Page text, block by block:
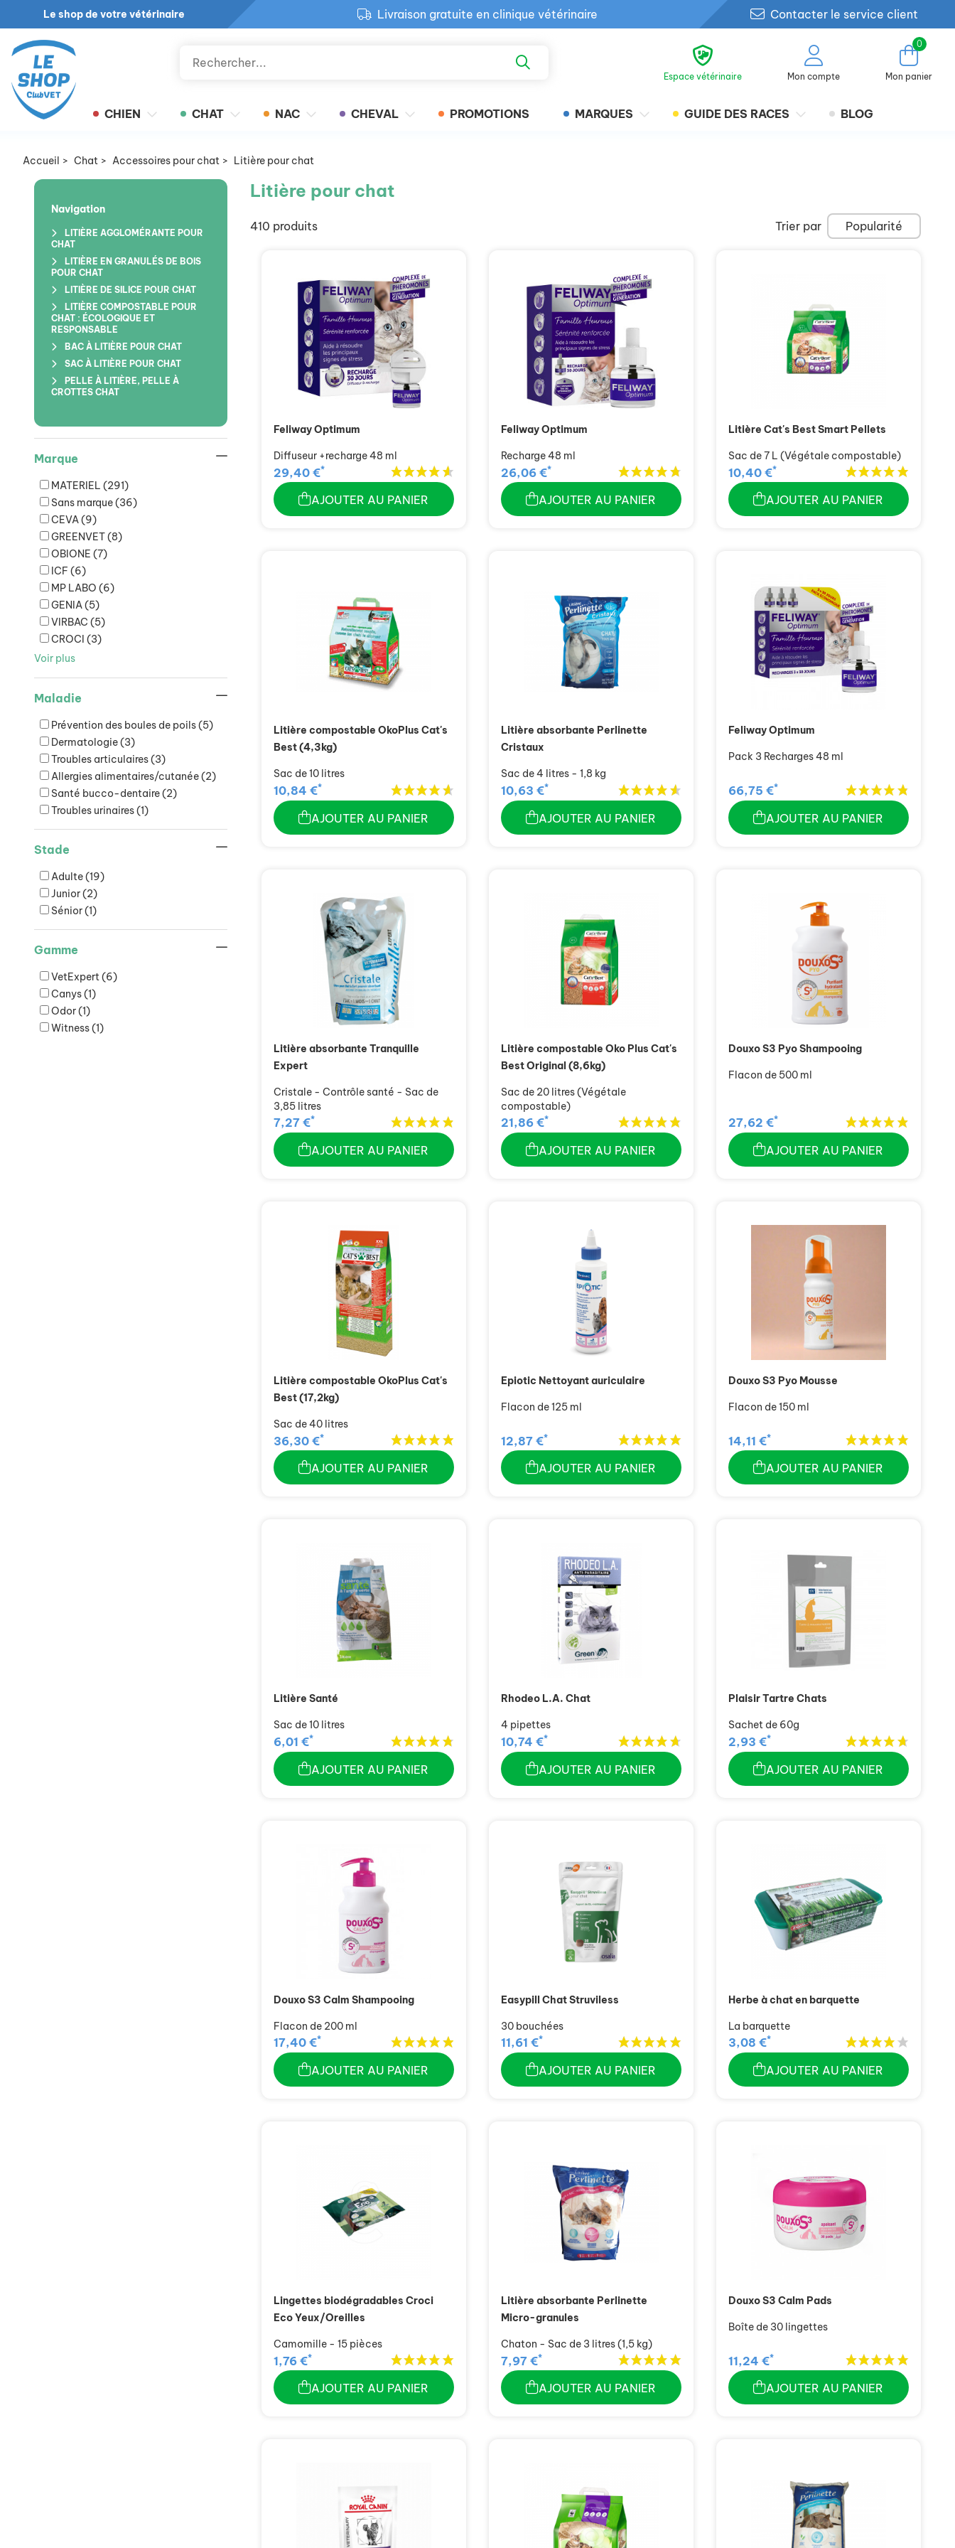
Le shop de votre vétérinaire
Livraison gratuite en clinique vétérinaire
Retour produit gratuit en clinique
Contacter le service client
Espace vétérinaire Mon compte
0
Mon panier
CHIEN CHAT NAC CHEVAL PROMOTIONS MARQUES GUIDE DES RACES BLOG
Accueil > Chat > Accessoires pour chat > Litière pour chat
Navigation
LITIÈRE AGGLOMÉRANTE POUR
CHAT
LITIÈRE EN GRANULÉS DE BOIS
POUR CHAT
LITIÈRE DE SILICE POUR CHAT
LITIÈRE COMPOSTABLE POUR
CHAT : ÉCOLOGIQUE ET
RESPONSABLE
BAC À LITIÈRE POUR CHAT
SAC À LITIÈRE POUR CHAT
PELLE À LITIÈRE, PELLE À
CROTTES CHAT
Marque
MATERIEL (291)
Sans marque(36)
CEVA(9)
GREENVET(8)
OBIONE (7)
ICF (6)
MP LABO (6)
GENIA(5)
VIRBAC (5)
CROCI (3)
Voir plus
Maladie
Prévention des boules de poils(5)
Dermatologie(3)
Troubles articulaires(3)
Allergies alimentaires/cutanée(2)
Santé bucco-dentaire(2)
Troubles urinaires(1)
Stade
Adulte(19)
Junior(2)
Sénior(1)
Gamme
VetExpert(6)
Canys(1)
Odor(1)
Witness(1)
Litière pour chat
410 produits Trier par Popularité
Feliway Optimum
Diffuseur +recharge 48 ml
29,40 €*
AJOUTER AU PANIER
Feliway Optimum
Recharge 48 ml
26,06 €*
AJOUTER AU PANIER
Litière Cat's Best Smart Pellets
Sac de 7 L (Végétale compostable)
10,40 €*
AJOUTER AU PANIER
Litière compostable OkoPlus Cat's
Best (4,3kg)
Sac de 10 litres
10,84 €*
AJOUTER AU PANIER
Litière absorbante Perlinette
Cristaux
Sac de 4 litres - 1,8 kg
10,63 €*
AJOUTER AU PANIER
Feliway Optimum
Pack 3 Recharges 48 ml
66,75 €*
AJOUTER AU PANIER
Litière absorbante Tranquille
Expert
Cristale - Contrôle santé - Sac de
3,85 litres
7,27 €*
AJOUTER AU PANIER
Litière compostable Oko Plus Cat's
Best Original (8,6kg)
Sac de 20 litres (Végétale
compostable)
21,86 €*
AJOUTER AU PANIER
Douxo S3 Pyo Shampooing
Flacon de 500 ml
27,62 €*
AJOUTER AU PANIER
Litière compostable OkoPlus Cat's
Best (17,2kg)
Sac de 40 litres
36,30 €*
AJOUTER AU PANIER
Epiotic Nettoyant auriculaire
Flacon de 125 ml
12,87 €*
AJOUTER AU PANIER
Douxo S3 Pyo Mousse
Flacon de 150 ml
14,11 €*
AJOUTER AU PANIER
Litière Santé
Sac de 10 litres
6,01 €*
AJOUTER AU PANIER
Rhodeo L.A. Chat
4 pipettes
10,74 €*
AJOUTER AU PANIER
Plaisir Tartre Chats
Sachet de 60g
2,93 €*
AJOUTER AU PANIER
Douxo S3 Calm Shampooing
Flacon de 200 ml
17,40 €*
AJOUTER AU PANIER
Easypill Chat Struviless
30 bouchées
11,61 €*
AJOUTER AU PANIER
Herbe à chat en barquette
La barquette
3,08 €*
AJOUTER AU PANIER
Lingettes biodégradables Croci
Eco Yeux/Oreilles
Camomille - 15 pièces
1,76 €*
AJOUTER AU PANIER
Litière absorbante Perlinette
Micro-granules
Chaton - Sac de 3 litres (1,5 kg)
7,97 €*
AJOUTER AU PANIER
Douxo S3 Calm Pads
Boîte de 30 lingettes
11,24 €*
AJOUTER AU PANIER